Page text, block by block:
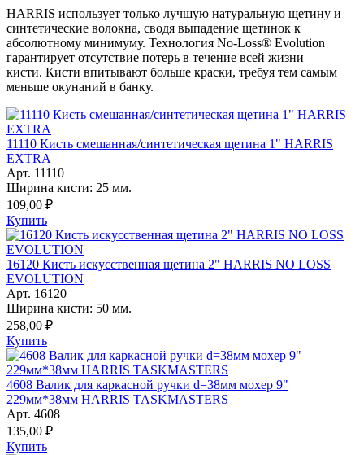
HARRIS использует только лучшую натуральную щетину и
синтетические волокна, сводя выпадение щетинок к
абсолютному минимуму. Технология No-Loss® Evolution
гарантирует отсутствие потерь в течение всей жизни
кисти. Кисти впитывают больше краски, требуя тем самым
меньше окунаний в банку.
11110 Кисть смешанная/синтетическая щетина 1" HARRIS
EXTRA
Арт. 11110
Ширина кисти: 25 мм.
109,00 ₽
Купить
16120 Кисть искусственная щетина 2" HARRIS NO LOSS
EVOLUTION
Арт. 16120
Ширина кисти: 50 мм.
258,00 ₽
Купить
4608 Валик для каркасной ручки d=38мм мохер 9"
229мм*38мм HARRIS TASKMASTERS
Арт. 4608
135,00 ₽
Купить